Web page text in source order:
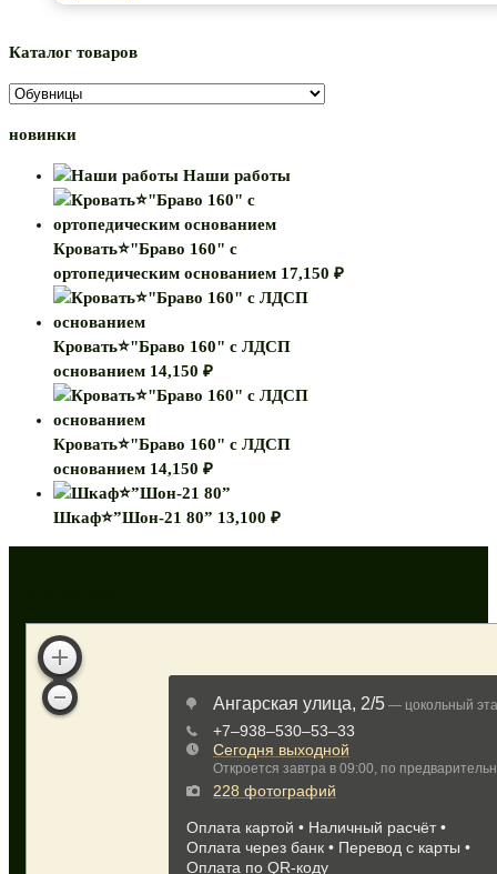
Каталог товаров
новинки
Наши работы
Кровать⭐"Браво 160" с
ортопедическим основанием 17,150 ₽
Кровать⭐"Браво 160" с ЛДСП
основанием 14,150 ₽
Кровать⭐"Браво 160" с ЛДСП
основанием 14,150 ₽
Шкаф⭐”Шон-21 80” 13,100 ₽